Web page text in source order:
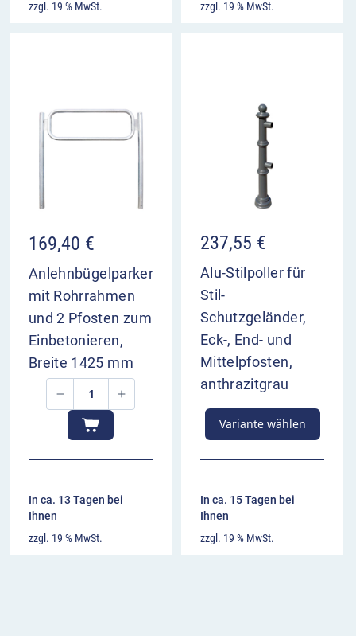
zum Einbetonieren
zzgl. 19 % MwSt. zzgl. 19 % MwSt.
169,40 €
Anlehnbügelparker
mit Rohrrahmen
und 2 Pfosten zum
Einbetonieren,
Breite 1425 mm
In ca. 13 Tagen bei
Ihnen
zzgl. 19 % MwSt.
237,55 €
Alu-Stilpoller für
Stil-
Schutzgeländer,
Eck-, End- und
Mittelpfosten,
anthrazitgrau
Variante wählen
In ca. 15 Tagen bei
Ihnen
zzgl. 19 % MwSt.